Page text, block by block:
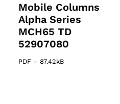
Mobile Columns
Alpha Series
MCH65 TD
52907080
PDF – 87.42kB